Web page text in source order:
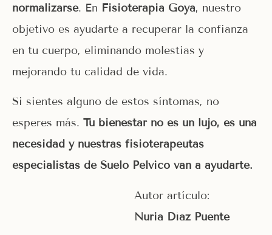
normalizarse. En Fisioterapia Goya, nuestro
objetivo es ayudarte a recuperar la confianza
en tu cuerpo, eliminando molestias y
mejorando tu calidad de vida.
Si sientes alguno de estos síntomas, no
esperes más. Tu bienestar no es un lujo, es una
necesidad y nuestras fisioterapeutas
especialistas de Suelo Pelvico van a ayudarte.
Autor artículo:
Nuria Díaz Puente